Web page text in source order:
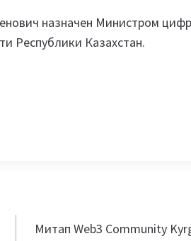
назначен Министром
Республики Казахстан.
Митап Web3 Community